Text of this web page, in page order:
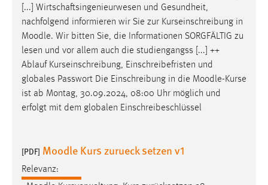
[...] Wirtschaftsingenieurwesen und Gesundheit,
nachfolgend informieren wir Sie zur Kurseinschreibung in
Moodle. Wir bitten Sie, die Informationen SORGFÄLTIG zu
lesen und vor allem auch die studiengangss [...] ++
Ablauf Kurseinschreibung, Einschreibefristen und
globales Passwort Die Einschreibung in die Moodle-Kurse
ist ab Montag, 30.09.2024, 08:00 Uhr möglich und
erfolgt mit dem globalen Einschreibeschlüssel
[PDF] Moodle Kurs zurueck setzen v1
Relevanz:
Cookie Laufzeit:
3 Monate
EXTERNE MEDIEN
Um Inhalte von Videoplattformen und Social Media
Plattformen anzeigen zu können, werden von diesen
YouTube